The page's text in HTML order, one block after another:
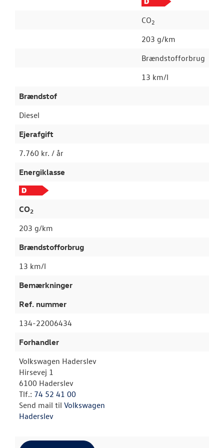
CO2
203 g/km
Brændstofforbrug
13 km/l
Brændstof
Diesel
Ejerafgift
7.760 kr. / år
Energiklasse
CO2
203 g/km
Brændstofforbrug
13 km/l
Bemærkninger
Ref. nummer
134-22006434
Forhandler
Volkswagen Haderslev
Hirsevej 1
6100 Haderslev
Tlf.: 74 52 41 00
Send mail til Volkswagen
Haderslev